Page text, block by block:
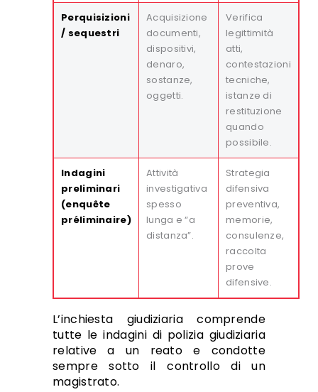
Perquisizioni
/ sequestri
Acquisizione
documenti,
dispositivi,
denaro,
sostanze,
oggetti.
Verifica
legittimità
atti,
contestazioni
tecniche,
istanze di
restituzione
quando
possibile.
Indagini
preliminari
(enquête
préliminaire)
Attività
investigativa
spesso
lunga e “a
distanza”.
Strategia
difensiva
preventiva,
memorie,
consulenze,
raccolta
prove
difensive.
L’inchiesta giudiziaria comprende
tutte le indagini di polizia giudiziaria
relative a un reato e condotte
sempre sotto il controllo di un
magistrato.